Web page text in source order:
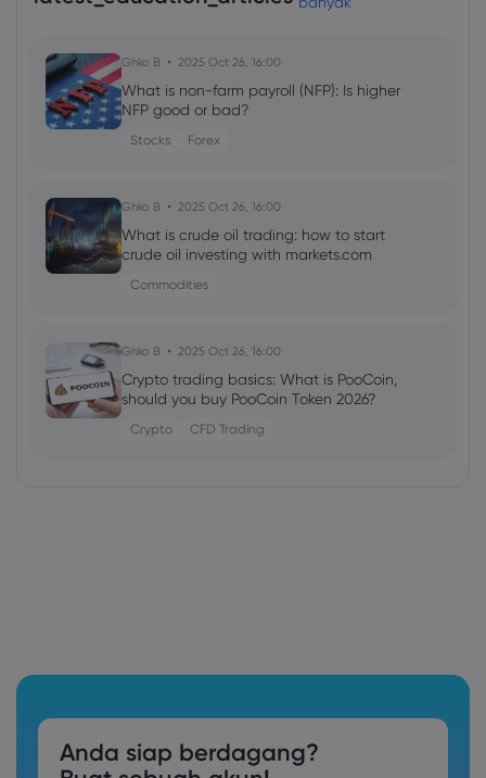
Ghko B 2025 Oct 26, 16:00
What is non-farm payroll (NFP): Is higher
NFP good or bad?
Stocks Forex
Ghko B 2025 Oct 26, 16:00
What is crude oil trading: how to start
crude oil investing with markets.com
Commodities
Ghko B 2025 Oct 26, 16:00
Crypto trading basics: What is PooCoin,
should you buy PooCoin Token 2026?
Crypto CFD Trading
Anda siap berdagang?